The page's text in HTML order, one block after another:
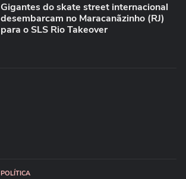
Gigantes do skate street internacional
desembarcam no Maracanãzinho (RJ)
para o SLS Rio Takeover
POLÍTICA